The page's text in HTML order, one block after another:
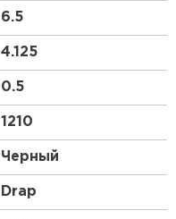
6.5
4.125
0.5
1210
Черный
Drap